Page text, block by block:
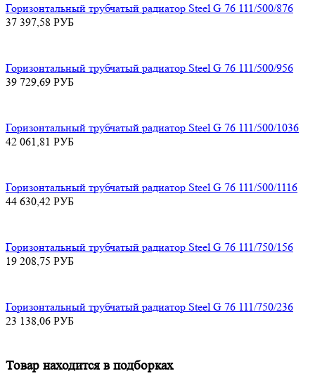
Горизонтальный трубчатый радиатор Steel G 76 111/500/876
37 397,58 РУБ
Горизонтальный трубчатый радиатор Steel G 76 111/500/956
39 729,69 РУБ
Горизонтальный трубчатый радиатор Steel G 76 111/500/1036
42 061,81 РУБ
Горизонтальный трубчатый радиатор Steel G 76 111/500/1116
44 630,42 РУБ
Горизонтальный трубчатый радиатор Steel G 76 111/750/156
19 208,75 РУБ
Горизонтальный трубчатый радиатор Steel G 76 111/750/236
23 138,06 РУБ
Товар находится в подборках